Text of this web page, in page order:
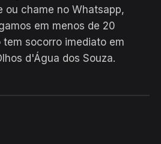
ou chame no Whatsapp,
em menos de 20
tem socorro imediato em
d'Água dos Souza.
d'Água dos Souza,